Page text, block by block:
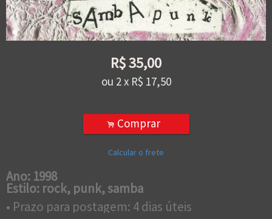
R$35,00
ou 2x R$ 17,50
. Comprar
Calcular o frete
Ano: 1998
Estilo: rock, punk, samba
• Prazo para postagem: 4 dias úteis